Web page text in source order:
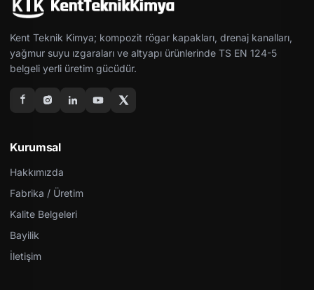
Kent Teknik Kimya; kompozit rögar kapakları, drenaj kanalları,
yağmur suyu ızgaraları ve altyapı ürünlerinde TS EN 124-5
belgeli yerli üretim gücüdür.
Kurumsal
Hakkımızda
Fabrika / Üretim
Kalite Belgeleri
Bayilik
İletişim